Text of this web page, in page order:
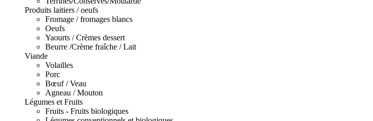
Produits laitiers / oeufs
Fromage / fromages blancs
Oeufs
Yaourts / Crèmes dessert
Beurre /Crème fraîche / Lait
Viande
Volailles
Porc
Bœuf / Veau
Agneau / Mouton
Légumes et Fruits
Fruits - Fruits biologiques